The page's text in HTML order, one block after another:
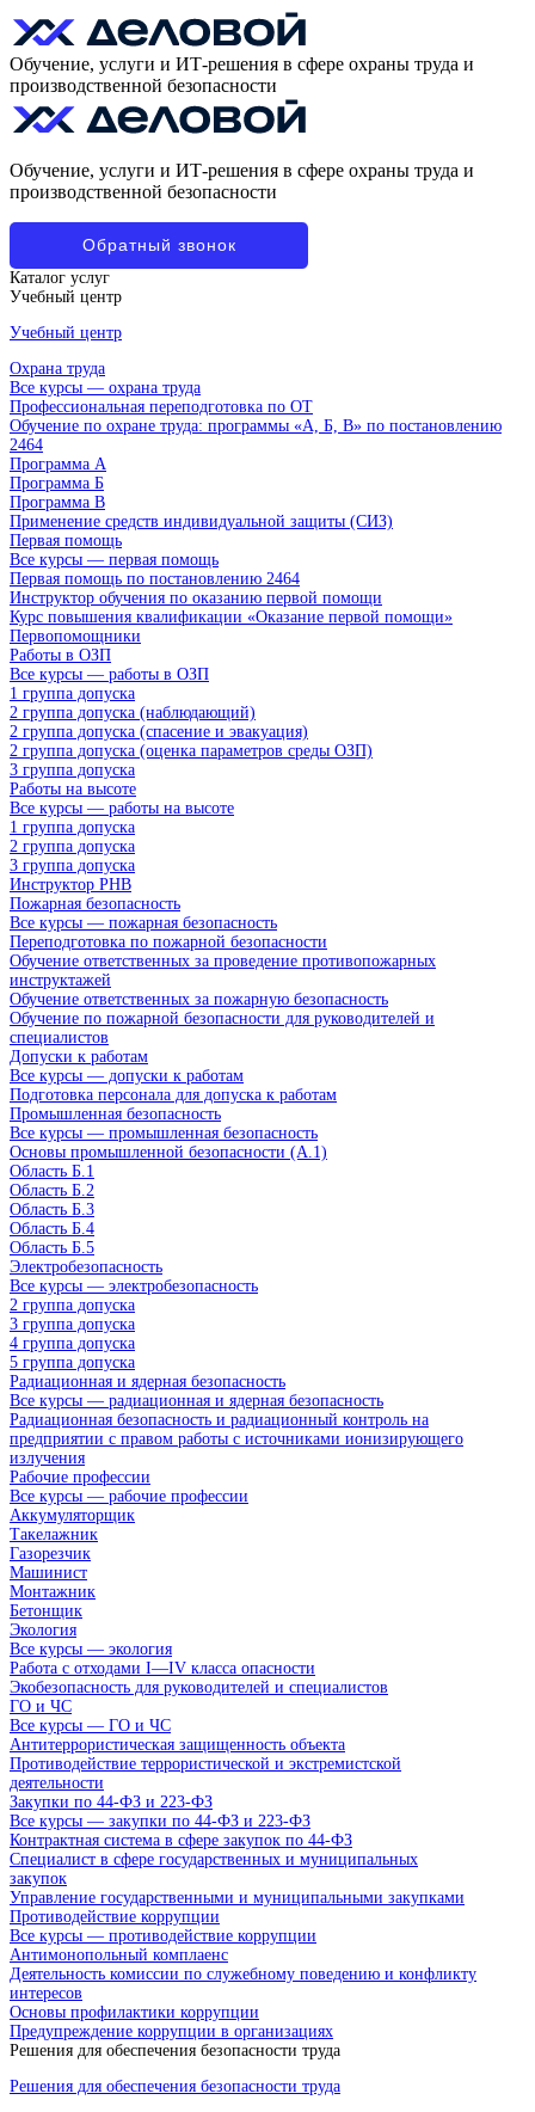
Обучение, услуги и ИТ-решения в сфере охраны труда и
производственной безопасности
Обучение, услуги и ИТ-решения в сфере охраны труда и
производственной безопасности
Обратный звонок
Каталог услуг
Учебный центр
Учебный центр
Охрана труда
Все курсы — охрана труда
Профессиональная переподготовка по ОТ
Обучение по охране труда: программы «А, Б, В» по постановлению
2464
Программа А
Программа Б
Программа В
Применение средств индивидуальной защиты (СИЗ)
Первая помощь
Все курсы — первая помощь
Первая помощь по постановлению 2464
Инструктор обучения по оказанию первой помощи
Курс повышения квалификации «Оказание первой помощи»
Первопомощники
Работы в ОЗП
Все курсы — работы в ОЗП
1 группа допуска
2 группа допуска (наблюдающий)
2 группа допуска (спасение и эвакуация)
2 группа допуска (оценка параметров среды ОЗП)
3 группа допуска
Работы на высоте
Все курсы — работы на высоте
1 группа допуска
2 группа допуска
3 группа допуска
Инструктор РНВ
Пожарная безопасность
Все курсы — пожарная безопасность
Переподготовка по пожарной безопасности
Обучение ответственных за проведение противопожарных
инструктажей
Обучение ответственных за пожарную безопасность
Обучение по пожарной безопасности для руководителей и
специалистов
Допуски к работам
Все курсы — допуски к работам
Подготовка персонала для допуска к работам
Промышленная безопасность
Все курсы — промышленная безопасность
Основы промышленной безопасности (A.1)
Область Б.1
Область Б.2
Область Б.3
Область Б.4
Область Б.5
Электробезопасность
Все курсы — электробезопасность
2 группа допуска
3 группа допуска
4 группа допуска
5 группа допуска
Радиационная и ядерная безопасность
Все курсы — радиационная и ядерная безопасность
Радиационная безопасность и радиационный контроль на
предприятии с правом работы с источниками ионизирующего
излучения
Рабочие профессии
Все курсы — рабочие профессии
Аккумуляторщик
Такелажник
Газорезчик
Машинист
Монтажник
Бетонщик
Экология
Все курсы — экология
Работа с отходами I—IV класса опасности
Экобезопасность для руководителей и специалистов
ГО и ЧС
Все курсы — ГО и ЧС
Антитеррористическая защищенность объекта
Противодействие террористической и экстремистской
деятельности
Закупки по 44-ФЗ и 223-ФЗ
Все курсы — закупки по 44-ФЗ и 223-ФЗ
Контрактная система в сфере закупок по 44-ФЗ
Специалист в сфере государственных и муниципальных
закупок
Управление государственными и муниципальными закупками
Противодействие коррупции
Все курсы — противодействие коррупции
Антимонопольный комплаенс
Деятельность комиссии по служебному поведению и конфликту
интересов
Основы профилактики коррупции
Предупреждение коррупции в организациях
Решения для обеспечения безопасности труда
Решения для обеспечения безопасности труда